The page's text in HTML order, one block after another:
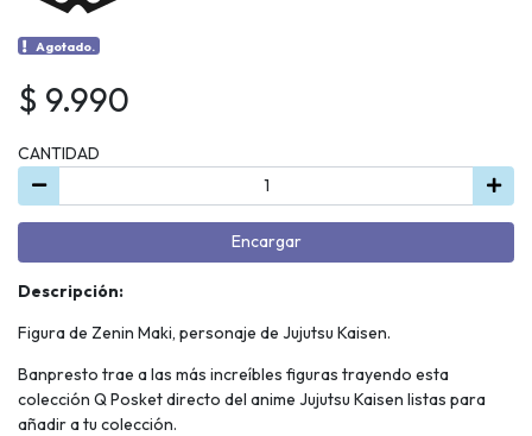
Agotado.
$ 9.990
CANTIDAD
Encargar
Descripción:
Figura de Zenin Maki, personaje de Jujutsu Kaisen.
Banpresto trae a las más increíbles figuras trayendo esta
colección Q Posket directo del anime Jujutsu Kaisen listas para
añadir a tu colección.